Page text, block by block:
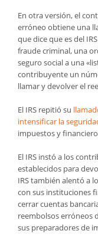
En otra versión, el
erróneo obtiene una
que dice que es del
fraude criminal, una
seguro social a una
contribuyente un
llamar y devolver el
El IRS repitió su
intensificar la
impuestos y
El IRS instó a los
establecidos para
IRS también alentó a
con sus instituciones
cerrar cuentas
reembolsos erróneos
sus preparadores de